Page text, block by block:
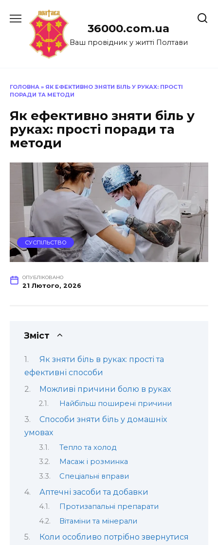
до
36000.com.ua
Ваш провідник у житті Полтави
ГОЛОВНА » ЯК ЕФЕКТИВНО ЗНЯТИ БІЛЬ У РУКАХ: ПРОСТІ
ПОРАДИ ТА МЕТОДИ
Як ефективно зняти біль у
руках: прості поради та
методи
СУСПІЛЬСТВО
ОПУБЛІКОВАНО
21 Лютого, 2026
Зміст
Як зняти біль в руках: прості та
ефективні способи
Можливі причини болю в руках
Найбільш поширені причини
Способи зняти біль у домашніх
умовах
Тепло та холод
Масаж і розминка
Спеціальні вправи
Аптечні засоби та добавки
Протизапальні препарати
Вітаміни та мінерали
Коли особливо потрібно звернутися